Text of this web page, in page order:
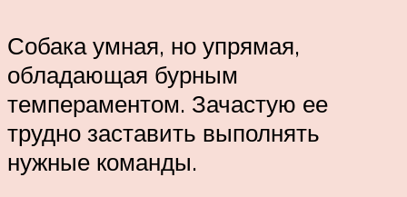
Собака умная, но упрямая,
обладающая бурным
темпераментом. Зачастую ее
трудно заставить выполнять
нужные команды.